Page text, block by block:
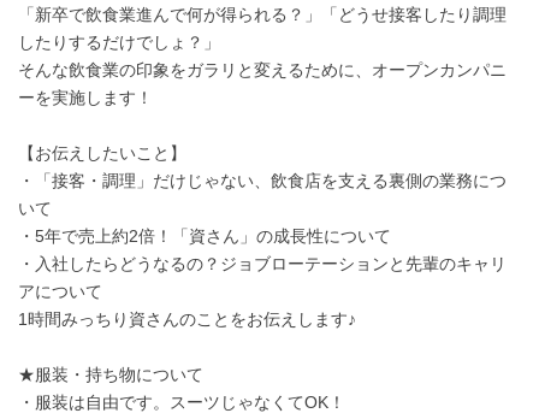
「新卒で飲食業進んで何が得られる？」「どうせ接客したり調理
したりするだけでしょ？」
そんな飲食業の印象をガラリと変えるために、オープンカンパニ
ーを実施します！
【お伝えしたいこと】
・「接客・調理」だけじゃない、飲食店を支える裏側の業務につ
いて
・5年で売上約2倍！「資さん」の成長性について
・入社したらどうなるの？ジョブローテーションと先輩のキャリ
アについて
1時間みっちり資さんのことをお伝えします♪
★服装・持ち物について
・服装は自由です。スーツじゃなくてOK！